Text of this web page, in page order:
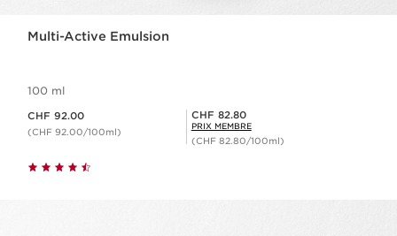
Multi-Active Emulsion
100 ml
CHF 92.00
(CHF 92.00/100ml)
Prix Sérénité CHF 82.80
CHF 82.80
PRIX MEMBRE
(CHF 82.80/100ml)